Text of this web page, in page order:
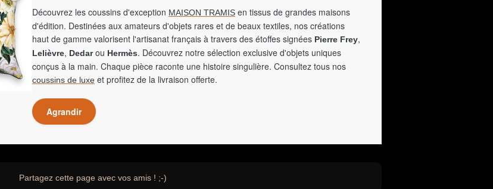
Découvrez les coussins d'exception MAISON TRAMIS en tissus de grandes maisons
d'édition. Destinées aux amateurs d'objets rares et de beaux textiles, nos créations
haut de gamme valorisent l'artisanat français à travers des étoffes signées Pierre Frey,
Lelièvre, Dedarou Hermès. Découvrez notre sélection exclusive d'objets uniques
conçus à la main. Chaque pièce raconte une histoire singulière. Consultez tous nos
coussins de luxe et profitez de la livraison offerte.
Agrandir
Partagez cette page avec vos amis ! ;-)